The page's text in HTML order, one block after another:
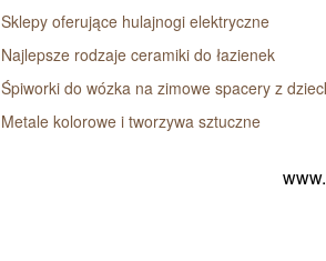
Sklepy oferujące hulajnogi elektryczne
Najlepsze rodzaje ceramiki do łazienek
Śpiworki do wózka na zimowe spacery z
Metale kolorowe i tworzywa sztuczne